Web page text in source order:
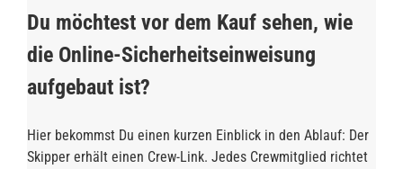
Du möchtest vor dem Kauf sehen, wie
die Online-Sicherheitseinweisung
aufgebaut ist?
Hier bekommst Du einen kurzen Einblick in den Ablauf: Der
Skipper erhält einen Crew-Link. Jedes Crewmitglied richtet